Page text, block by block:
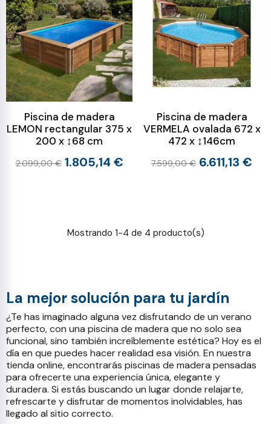
Piscina de madera
LEMON rectangular 375 x
200 x ↕68 cm
2.099,00 € 1.805,14 €
Piscina de madera
VERMELA ovalada 672 x
472 x ↕146cm
7.599,00 € 6.611,13 €
Mostrando 1-4 de 4 producto(s)
La mejor solución para tu jardín
¿Te has imaginado alguna vez disfrutando de un verano
perfecto, con una piscina de madera que no solo sea
funcional, sino también increíblemente estética? Hoy es el
día en que puedes hacer realidad esa visión. En nuestra
tienda online, encontrarás piscinas de madera pensadas
para ofrecerte una experiencia única, elegante y
duradera. Si estás buscando un lugar donde relajarte,
refrescarte y disfrutar de momentos inolvidables, has
llegado al sitio correcto.